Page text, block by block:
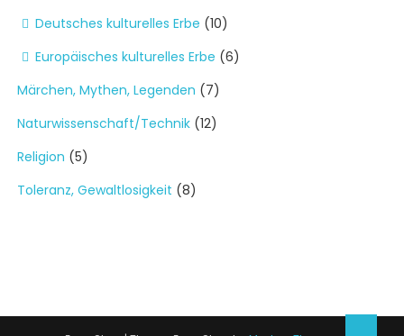
Deutsches kulturelles Erbe (10)
Europäisches kulturelles Erbe (6)
Märchen, Mythen, Legenden (7)
Naturwissenschaft/Technik (12)
Religion (5)
Toleranz, Gewaltlosigkeit (8)